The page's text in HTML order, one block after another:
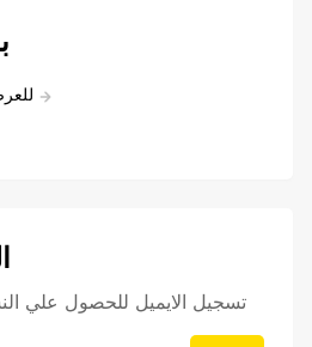
تسجيل الايميل للحصول علي